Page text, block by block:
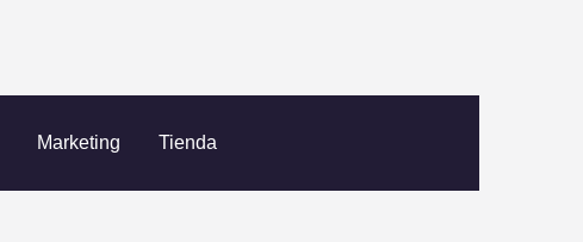
Marketing Tienda